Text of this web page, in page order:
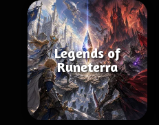
Legends of
Runeterra